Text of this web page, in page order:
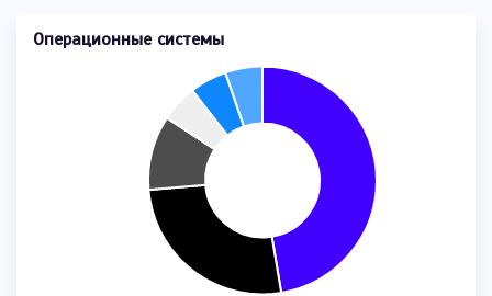
Операционные системы